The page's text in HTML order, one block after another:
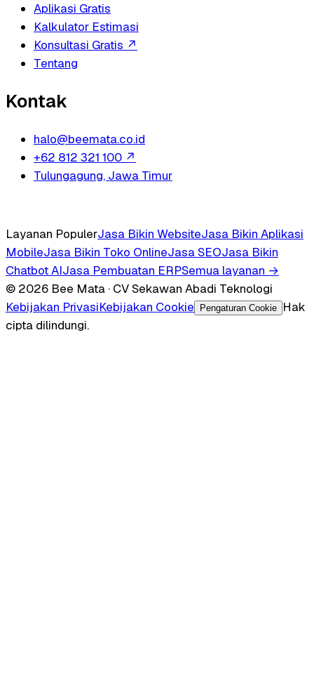
Aplikasi Gratis
Kalkulator Estimasi
Konsultasi Gratis ↗
Tentang
Kontak
halo@beemata.co.id
+62 812 321 100 ↗
Tulungagung, Jawa Timur
Layanan PopulerJasa Bikin WebsiteJasa Bikin Aplikasi
MobileJasa Bikin Toko OnlineJasa SEOJasa Bikin
Chatbot AIJasa Pembuatan ERPSemua layanan →
© 2026 Bee Mata · CV Sekawan Abadi Teknologi
Kebijakan PrivasiKebijakan Cookie Pengaturan Cookie
Hak
cipta dilindungi.